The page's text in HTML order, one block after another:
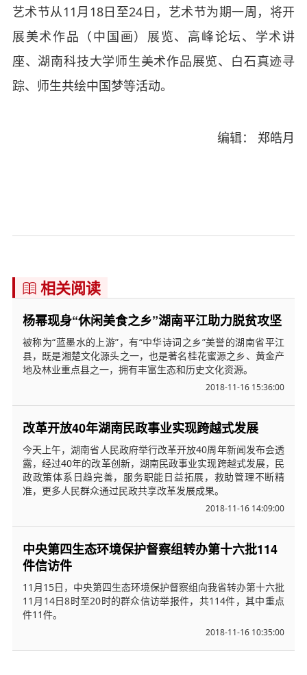
艺术节从11月18日至24日，艺术节为期一周，将开
展美术作品（中国画）展览、高峰论坛、学术讲
座、湖南科技大学师生美术作品展览、白石真迹寻
踪、师生共绘中国梦等活动。
编辑： 郑皓月
 相关阅读
杨幂现身“休闲美食之乡”湖南平江助力脱贫攻坚
被称为“蓝墨水的上游”，有“中华诗词之乡”美誉的湖南省平江
县，既是湘楚文化源头之一，也是著名桂花蜜源之乡、黄金产
地及林业重点县之一，拥有丰富生态和历史文化资源。
2018-11-16 15:36:00
改革开放40年湖南民政事业实现跨越式发展
今天上午，湖南省人民政府举行改革开放40周年新闻发布会透
露，经过40年的改革创新，湖南民政事业实现跨越式发展，民
政政策体系日趋完善，服务职能日益拓展，救助管理不断精
准，更多人民群众通过民政共享改革发展成果。
2018-11-16 14:09:00
中央第四生态环境保护督察组转办第十六批114
件信访件
11月15日，中央第四生态环境保护督察组向我省转办第十六批
11月14日8时至20时的群众信访举报件，共114件，其中重点
件11件。
2018-11-16 10:35:00